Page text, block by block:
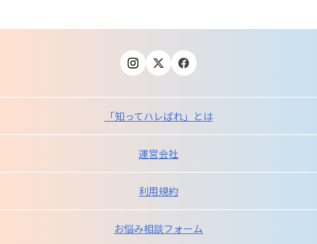
「知ってハレばれ」とは
運営会社
利用規約
お悩み相談フォーム